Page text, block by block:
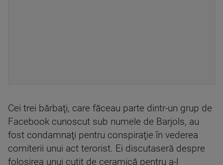
Cei trei bărbaţi, care făceau parte dintr-un grup de
Facebook cunoscut sub numele de Barjols, au
fost condamnaţi pentru conspiraţie în vederea
comiterii unui act terorist. Ei discutaseră despre
folosirea unui cuţit de ceramică pentru a-l